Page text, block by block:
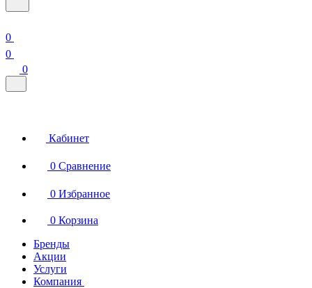
0
0
0
Кабинет
0 Сравнение
0 Избранное
0 Корзина
Бренды
Акции
Услуги
Компания